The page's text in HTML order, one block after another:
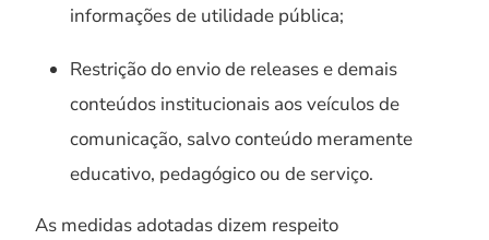
informações de utilidade pública;
Restrição do envio de releases e demais
conteúdos institucionais aos veículos de
comunicação, salvo conteúdo meramente
educativo, pedagógico ou de serviço.
As medidas adotadas dizem respeito